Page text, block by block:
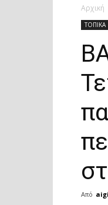
Αρχική
ΤΟΠΙΚΑ
Από